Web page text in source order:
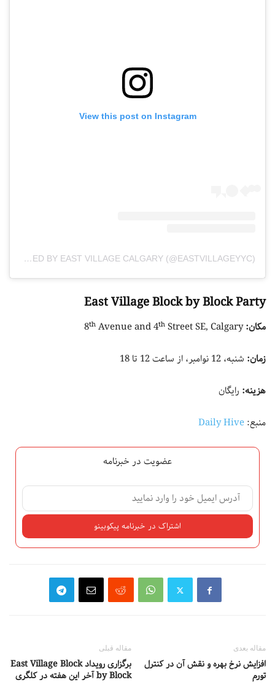
View this post on Instagram
A POST SHARED BY EAST VILLAGE CALGARY (@EASTVILLAGEYYC)
East Village Block by Block Party
مکان:8
th Avenue and 4th Street SE, Calgary
زمان: شنبه، 12 نوامبر، از ساعت 12 تا 18
هزینه: رایگان
منبع:Daily Hive
عضویت در خبرنامه
مقاله قبلی
برگزاری رویداد East Village Block
by Block آخر این هفته در کلگری
مقاله بعدی
افزایش نرخ بهره و نقش آن در کنترل
تورم